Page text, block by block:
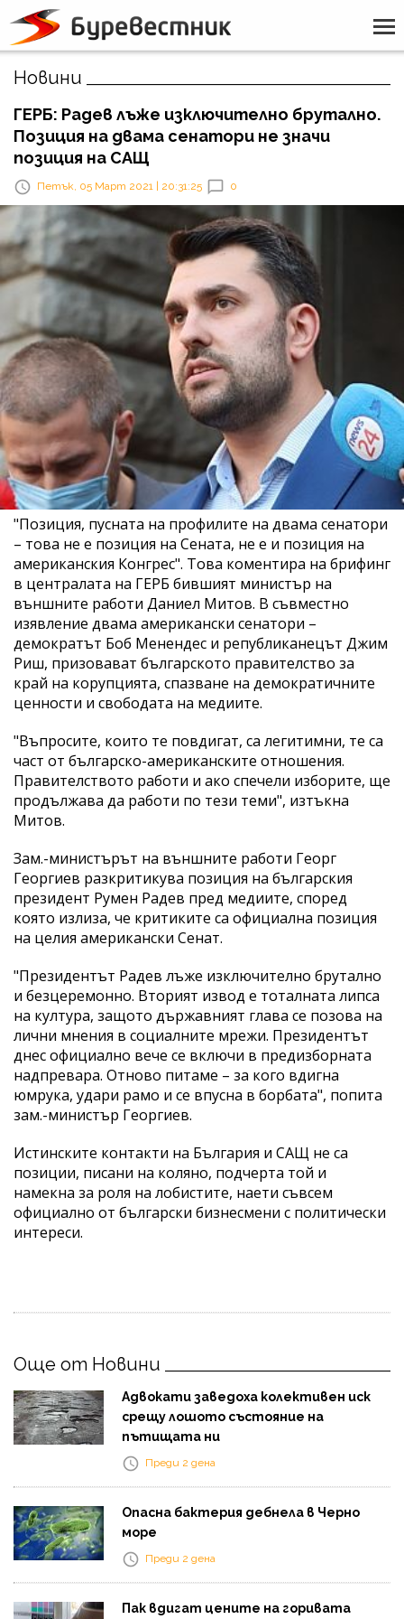
Новини
ГЕРБ: Радев лъже изключително брутално.
Позиция на двама сенатори не значи
позиция на САЩ
Петък, 05 Март 2021 | 20:31:25 0
"Позиция, пусната на профилите на двама сенатори
– това не е позиция на Сената, не е и позиция на
американския Конгрес". Това коментира на брифинг
в централата на ГЕРБ бившият министър на
външните работи Даниел Митов. В съвместно
изявление двама американски сенатори –
демократът Боб Менендес и републиканецът Джим
Риш, призовават българското правителство за
край на корупцията, спазване на демократичните
ценности и свободата на медиите.
"Въпросите, които те повдигат, са легитимни, те са
част от българско-американските отношения.
Правителството работи и ако спечели изборите, ще
продължава да работи по тези теми", изтъкна
Митов.
Зам.-министърът на външните работи Георг
Георгиев разкритикува позиция на българския
президент Румен Радев пред медиите, според
която излиза, че критиките са официална позиция
на целия американски Сенат.
"Президентът Радев лъже изключително брутално
и безцеремонно. Вторият извод е тоталната липса
на култура, защото държавният глава се позова на
лични мнения в социалните мрежи. Президентът
днес официално вече се включи в предизборната
надпревара. Отново питаме – за кого вдигна
юмрука, удари рамо и се впусна в борбата", попита
зам.-министър Георгиев.
Истинските контакти на България и САЩ не са
позиции, писани на коляно, подчерта той и
намекна за роля на лобистите, наети съвсем
официално от български бизнесмени с политически
интереси.
Още от Новини
Адвокати заведоха колективен иск
срещу лошото състояние на
пътищата ни
Преди 2 дена
Опасна бактерия дебнела в Черно
море
Преди 2 дена
Пак вдигат цените на горивата